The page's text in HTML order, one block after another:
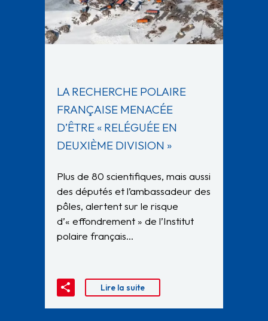
LA RECHERCHE POLAIRE
FRANÇAISE MENACÉE
D’ÊTRE « RELÉGUÉE EN
DEUXIÈME DIVISION »
Plus de 80 scientifiques, mais aussi
des députés et l’ambassadeur des
pôles, alertent sur le risque
d’« effondrement » de l’Institut
polaire français…
Lire la suite